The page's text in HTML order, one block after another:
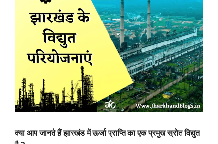
क्या आप जानते हैं झारखंड में ऊर्जा प्राप्ति का एक प्रमुख स्रोत विद्युत